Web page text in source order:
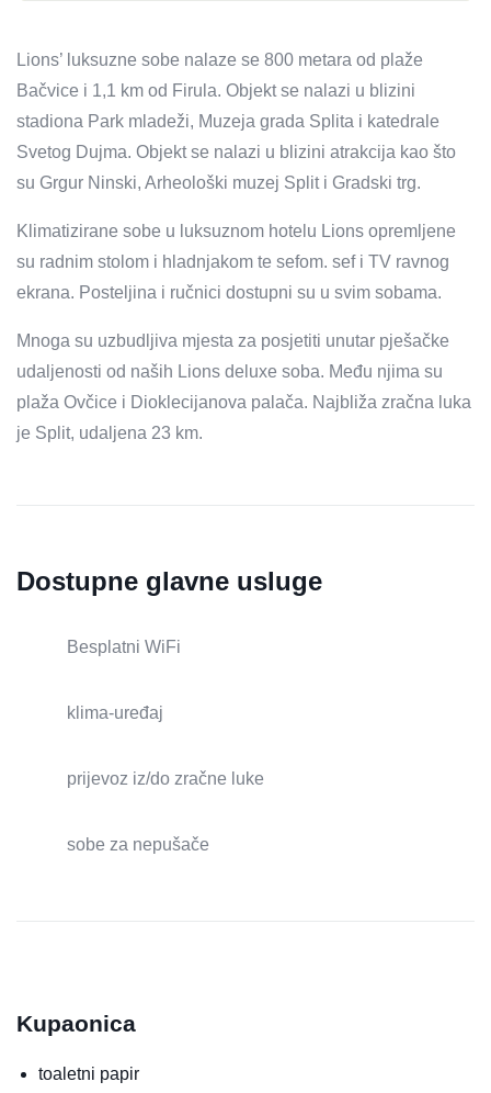
Lions’ luksuzne sobe nalaze se 800 metara od plaže
Bačvice i 1,1 km od Firula. Objekt se nalazi u blizini
stadiona Park mladeži, Muzeja grada Splita i katedrale
Svetog Dujma. Objekt se nalazi u blizini atrakcija kao što
su Grgur Ninski, Arheološki muzej Split i Gradski trg.
Klimatizirane sobe u luksuznom hotelu Lions opremljene
su radnim stolom i hladnjakom te sefom. sef i TV ravnog
ekrana. Posteljina i ručnici dostupni su u svim sobama.
Mnoga su uzbudljiva mjesta za posjetiti unutar pješačke
udaljenosti od naših Lions deluxe soba. Među njima su
plaža Ovčice i Dioklecijanova palača. Najbliža zračna luka
je Split, udaljena 23 km.
Dostupne glavne usluge
Besplatni WiFi
klima-uređaj
prijevoz iz/do zračne luke
sobe za nepušače
Kupaonica
toaletni papir